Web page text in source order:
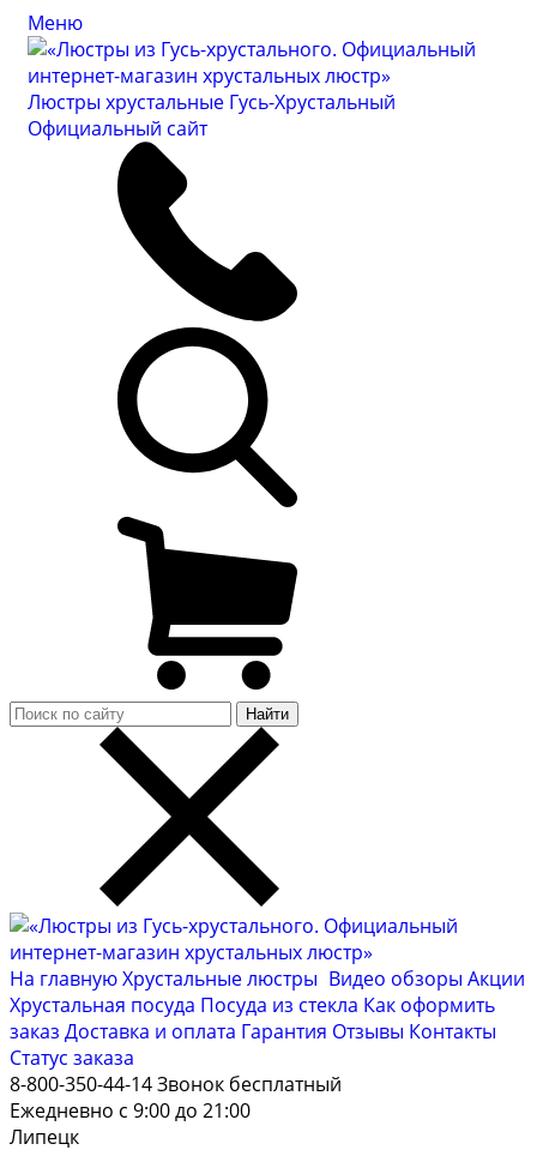
Меню
Люстры хрустальные Гусь-Хрустальный
Официальный сайт
Найти
На главнуюХрустальные люстры Видео обзоры Акции
Хрустальная посуда Посуда из стекла Как оформить
заказ Доставка и оплата Гарантия Отзывы Контакты
Cтатус заказа
8-800-350-44-14Звонок бесплатный
Ежедневно с 9:00 до 21:00
Липецк